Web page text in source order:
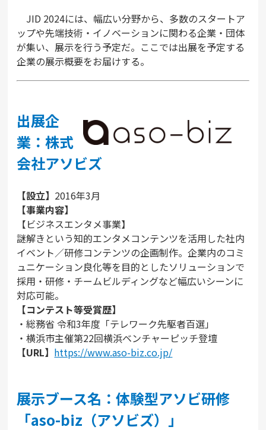
JID 2024には、幅広い分野から、多数のスタートア
ップや先端技術・イノベーションに関わる企業・団体
が集い、展示を行う予定だ。ここでは出展を予定する
企業の展示概要をお届けする。
出展企
業：株式
会社アソビズ
【設立】 2016年3月
【事業内容】
【ビジネスエンタメ事業】
謎解きという知的エンタメコンテンツを活用した社内
イベント／研修コンテンツの企画制作。企業内のコミ
ュニケーション良化等を目的としたソリューションで
採用・研修・チームビルディングなど幅広いシーンに
対応可能。
【コンテスト等受賞歴】
・総務省 令和3年度「テレワーク先駆者百選」
・横浜市主催第22回横浜ベンチャーピッチ登壇
【URL】 https://www.aso-biz.co.jp/
展示ブース名：体験型アソビ研修
「aso-biz（アソビズ）」